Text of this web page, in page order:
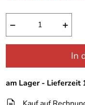
− +
In
am Lager - Lieferzeit